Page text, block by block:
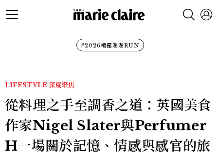
#2026裙襬澎澎RUN
LIFESTYLE 深度聚焦
從料理之手至調香之道：英國美食
作家Nigel Slater與Perfumer
H一場關於記憶、情感與感官的旅